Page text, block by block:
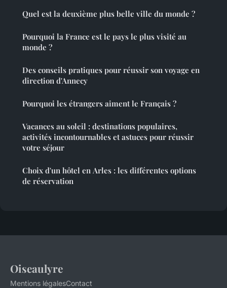
Quel est la deuxième plus belle ville du monde ?
Pourquoi la France est le pays le plus visité au
monde ?
Des conseils pratiques pour réussir son voyage en
direction d'Annecy
Pourquoi les étrangers aiment le Français ?
Vacances au soleil : destinations populaires,
activités incontournables et astuces pour réussir
votre séjour
Choix d'un hôtel en Arles : les différentes options
de réservation
Oiseaulyre
Mentions légalesContact